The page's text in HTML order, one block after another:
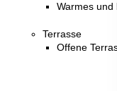
Warmes und
Terrasse
Offene